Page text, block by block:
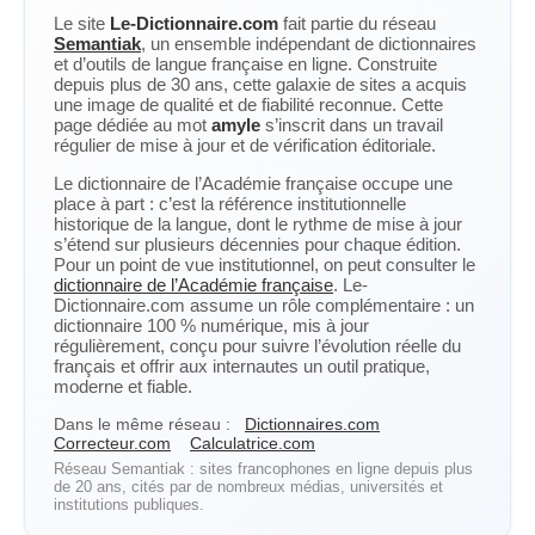
Le site Le-Dictionnaire.com fait partie du réseau
Semantiak, un ensemble indépendant de dictionnaires
et d’outils de langue française en ligne. Construite
depuis plus de 30 ans, cette galaxie de sites a acquis
une image de qualité et de fiabilité reconnue. Cette
page dédiée au mot amyle s’inscrit dans un travail
régulier de mise à jour et de vérification éditoriale.
Le dictionnaire de l’Académie française occupe une
place à part : c’est la référence institutionnelle
historique de la langue, dont le rythme de mise à jour
s’étend sur plusieurs décennies pour chaque édition.
Pour un point de vue institutionnel, on peut consulter le
dictionnaire de l’Académie française. Le-
Dictionnaire.com assume un rôle complémentaire : un
dictionnaire 100 % numérique, mis à jour
régulièrement, conçu pour suivre l’évolution réelle du
français et offrir aux internautes un outil pratique,
moderne et fiable.
Dans le même réseau :
Dictionnaires.com
Correcteur.com
Calculatrice.com
Réseau Semantiak : sites francophones en ligne depuis plus
de 20 ans, cités par de nombreux médias, universités et
institutions publiques.